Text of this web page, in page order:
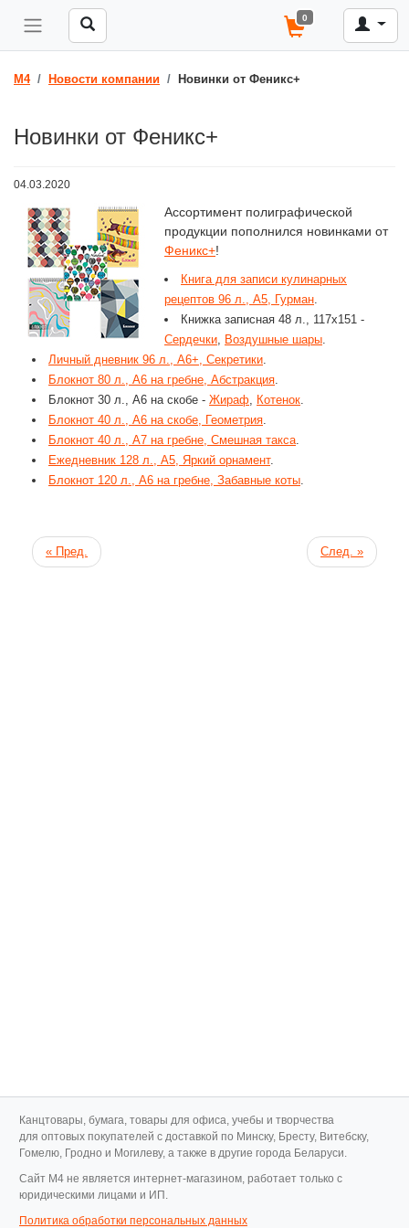
0
M4 Новости компании Новинки от Феникс+
Новинки от Феникс+
04.03.2020
Ассортимент полиграфической
продукции пополнился новинками от
Феникс+!
Книга для записи кулинарных
рецептов 96 л., А5, Гурман.
Книжка записная 48 л., 117x151 -
Сердечки, Воздушные шары.
Личный дневник 96 л., А6+, Секретики.
Блокнот 80 л., А6 на гребне, Абстракция.
Блокнот 30 л., А6 на скобе - Жираф, Котенок.
Блокнот 40 л., А6 на скобе, Геометрия.
Блокнот 40 л., А7 на гребне, Смешная такса.
Ежедневник 128 л., А5, Яркий орнамент.
Блокнот 120 л., А6 на гребне, Забавные коты.
« Пред. След. »
Канцтовары, бумага, товары для офиса, учебы и творчества
для оптовых покупателей с доставкой по Минску, Бресту, Витебску,
Гомелю, Гродно и Могилеву, а также в другие города Беларуси.
Cайт M4 не является интернет-магазином, работает только с
юридическими лицами и ИП.
Политика обработки персональных данных